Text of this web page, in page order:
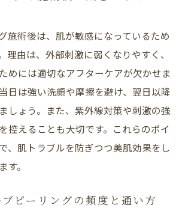
施術後は、肌が敏感になっているため
理由は、外部刺激に弱くなりやすく、
めには適切なアフターケアが欠かせま
日は強い洗顔や摩擦を避け、翌日以降
しょう。また、紫外線対策や刺激の強
控えることも大切です。これらのポイ
、肌トラブルを防ぎつつ美肌効果をし
す。
ピーリングの頻度と通い方